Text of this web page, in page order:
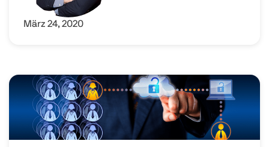
März 24, 2020
Image